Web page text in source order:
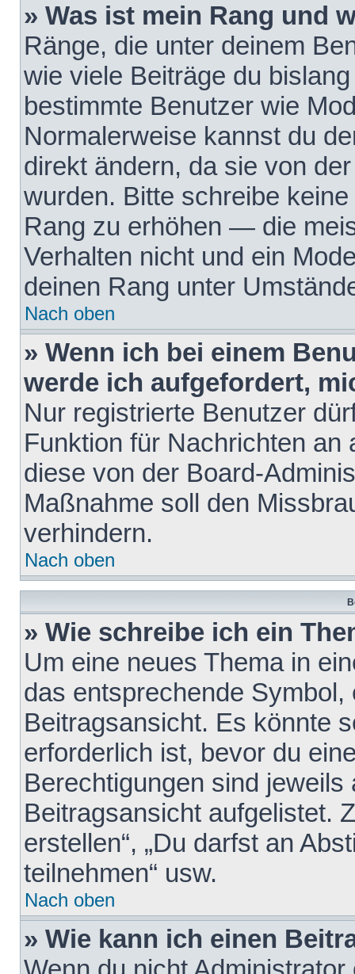
» Was ist mein Rang und
Ränge, die unter deinem
wie viele Beiträge du
bestimmte Benutzer wie
Normalerweise kannst du
direkt ändern, da sie von
wurden. Bitte schreibe
Rang zu erhöhen — die
Verhalten nicht und ein
deinen Rang unter
Nach oben
» Wenn ich bei einem
werde ich aufgefordert,
Nur registrierte Benutzer
Funktion für Nachrichten
diese von der Board-
Maßnahme soll den
verhindern.
Nach oben
» Wie schreibe ich ein
Um eine neues Thema in
das entsprechende
Beitragsansicht. Es könnte
erforderlich ist, bevor du
Berechtigungen sind
Beitragsansicht aufgelistet.
erstellen“, „Du darfst an
teilnehmen“ usw.
Nach oben
» Wie kann ich einen